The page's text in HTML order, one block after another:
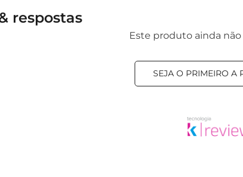
respostas
Este produto ainda
SEJA O PRIMEIRO A